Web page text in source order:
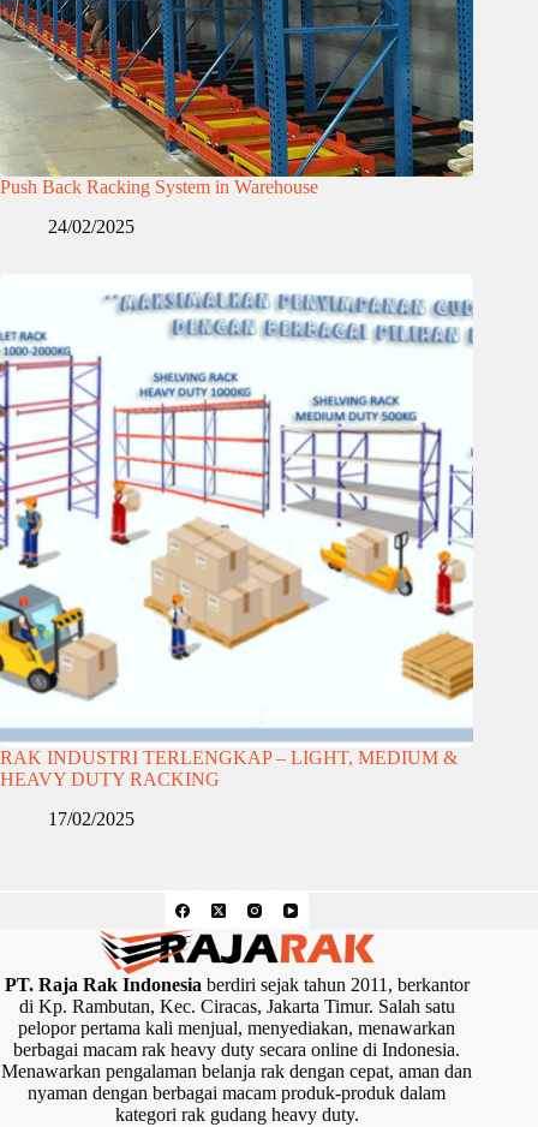
Push Back Racking System in Warehouse
24/02/2025
RAK INDUSTRI TERLENGKAP – LIGHT, MEDIUM &
HEAVY DUTY RACKING
17/02/2025
PT. Raja Rak Indonesiaberdiri sejak tahun 2011, berkantor
di Kp. Rambutan, Kec. Ciracas, Jakarta Timur. Salah satu
pelopor pertama kali menjual, menyediakan, menawarkan
berbagai macam rak heavy duty secara online di Indonesia.
Menawarkan pengalaman belanja rak dengan cepat, aman dan
nyaman dengan berbagai macam produk-produk dalam
kategori rak gudang heavy duty.